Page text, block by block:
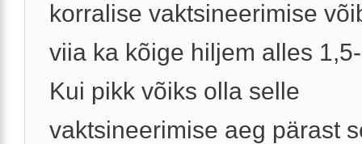
korralise vaktsineerimise
viia ka kõige hiljem alles
Kui pikk võiks olla selle
vaktsineerimise aeg pärast